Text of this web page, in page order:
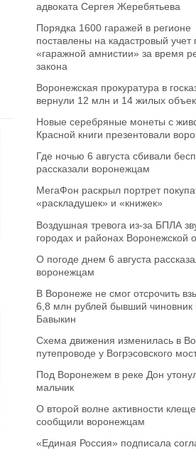
адвоката Сергея Жеребятьева
Порядка 1600 гаражей в регионе
поставлены на кадастровый учет
«гаражной амнистии» за время
закона
Воронежская прокуратура в
вернули 12 млн и 14 жилых
Новые серебряные монеты с
Красной книги презентовали
Где ночью 6 августа сбивали
рассказали воронежцам
МегаФон раскрыл портрет
«раскладушек» и «книжек»
Воздушная тревога из-за БПЛА
городах и районах Воронежской
О погоде днем 6 августа
воронежцам
В Воронеже не смог отсрочить
6,8 млн рублей бывший
Бавыкин
Схема движения изменилась в
путепроводе у Вогрэсовского
Под Воронежем в реке Дон
мальчик
О второй волне активности
сообщили воронежцам
«Единая Россия» подписала